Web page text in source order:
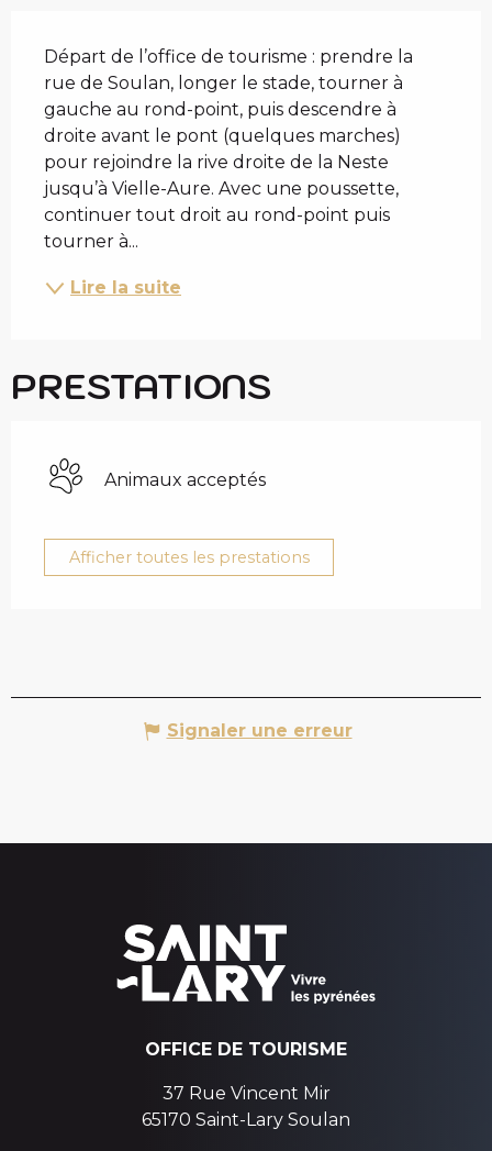
Départ de l’office de tourisme : prendre la
rue de Soulan, longer le stade, tourner à
gauche au rond-point, puis descendre à
droite avant le pont (quelques marches)
pour rejoindre la rive droite de la Neste
jusqu’à Vielle-Aure. Avec une poussette,
continuer tout droit au rond-point puis
tourner à...
Lire la suite
PRESTATIONS
Animaux acceptés
Afficher toutes les prestations
Signaler une erreur
OFFICE DE TOURISME
37 Rue Vincent Mir
65170 Saint-Lary Soulan